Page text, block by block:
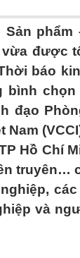
Sản
vừa được
báo
bình
đạo
Nam
Hồ Chí
truyên…
và